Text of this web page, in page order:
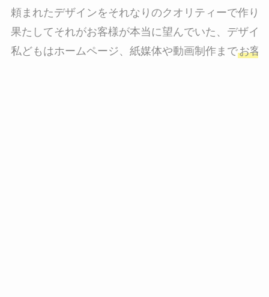
頼まれたデザインをそれなりのクオリティーで作り
果たしてそれがお客様が本当に望んでいた、デザイ
私どもはホームページ、紙媒体や動画制作までお客